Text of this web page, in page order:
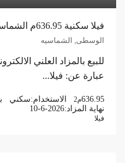
فيلا سكنية 636.95م الشماسيه
الوسطى, الشماسيه
للبيع بالمزاد العلني
عبارة عن: فيلا...
636.95م2 الاستخدام:سكني
نهاية المزاد:10-6-2026
فيلا